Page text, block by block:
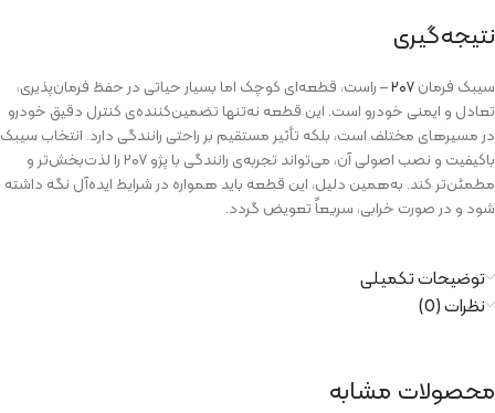
نتیجه‌گیری
سیبک فرمان۲۰۷– راست، قطعه‌ای کوچک اما بسیار حیاتی در حفظ فرمان‌پذیری،
تعادل و ایمنی خودرو است. این قطعه نه‌تنها تضمین‌کننده‌ی کنترل دقیق خودرو
در مسیرهای مختلف است، بلکه تأثیر مستقیم بر راحتی رانندگی دارد. انتخاب سیبک
باکیفیت و نصب اصولی آن، می‌تواند تجربه‌ی رانندگی با پژو ۲۰۷ را لذت‌بخش‌تر و
مطمئن‌تر کند. به‌همین دلیل، این قطعه باید همواره در شرایط ایده‌آل نگه داشته
شود و در صورت خرابی، سریعاً تعویض گردد.
توضیحات تکمیلی
نظرات (0)
محصولات مشابه